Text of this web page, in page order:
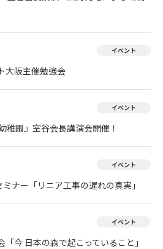
イベント
大阪主催勉強会
イベント
稚園』室谷会長講演会開催！
イベント
ナー「リニア工事の遅れの真実」
イベント
今 日本の森で起こっていること」